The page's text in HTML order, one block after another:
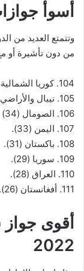
أسوأ جوازات
من دون تأشيرة أو
104. كوريا الشمالية (39 وجهة)
105. نيبال والأراضي الفلسطينية (37).
106. الصومال (34)
107. اليمن (33).
108. باكستان (31).
109. سوريا (29).
110. العراق (28).
111. أفغانستان (26).
أقوى
2022